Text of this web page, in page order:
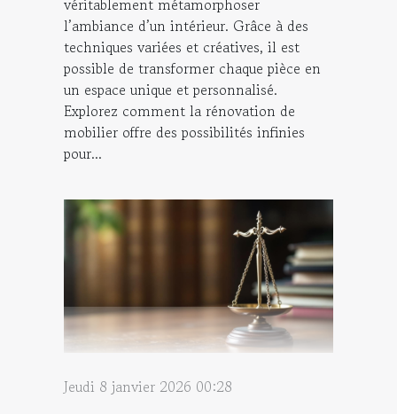
l’ambiance d’un intérieur. Grâce à des
techniques variées et créatives, il est
possible de transformer chaque pièce en
un espace unique et personnalisé.
Explorez comment la rénovation de
mobilier offre des possibilités infinies
pour...
Jeudi 8 janvier 2026 00:28